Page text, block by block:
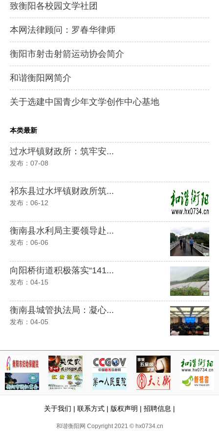
致衡阳各校园文学社团
本网法律顾问：罗春华律师
衡阳市射击射箭运动协会简介
和谐衡阳网简介
关于选建中国青少年文学创作中心基地
本类最新
过水坪镇财政所：筑牢安...
发布：07-08
祁东县过水坪镇财政所筑...
发布：06-12
衡南县水利局主要领导赴...
发布：06-06
向阳桥街道积极落实“141...
发布：04-15
衡南县城管执法局：凝心...
发布：04-05
关于我们 | 联系方式 | 版权声明 | 招聘信息 |
和谐衡阳网 Copyright 2021 © hx0734.cn